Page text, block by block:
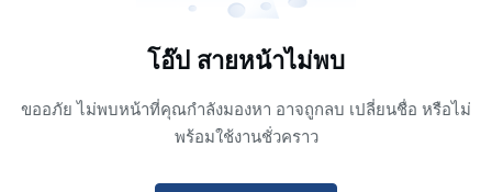
โอ๊ป สายหน้าไม่พบ
ขออภัย ไม่พบหน้าที่คุณกำลังมองหา อาจถูกลบ เปลี่ยนชื่อ หรือไม่
พร้อมใช้งานชั่วคราว